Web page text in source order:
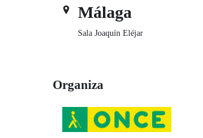
Málaga
Sala Joaquín Eléjar
Organiza